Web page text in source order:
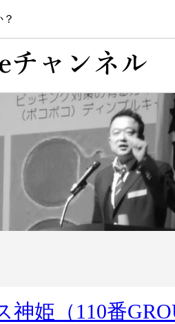
姫（110番